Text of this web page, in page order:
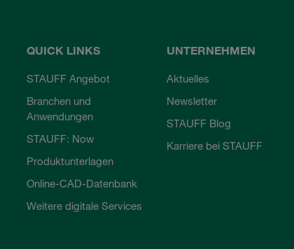
QUICK LINKS
STAUFF Angebot
Branchen und
Anwendungen
STAUFF: Now
Produktunterlagen
Online-CAD-Datenbank
Weitere digitale Services
UNTERNEHMEN
Aktuelles
Newsletter
STAUFF Blog
Karriere bei STAUFF